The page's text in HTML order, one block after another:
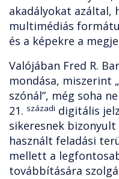
akadályokat azáltal,
multimédiás
és a képekre a
Valójában Fred R.
mondása, miszerint
szónál”, még soha
21. századi digitális
sikeresnek
használt feladási
mellett a
továbbítására